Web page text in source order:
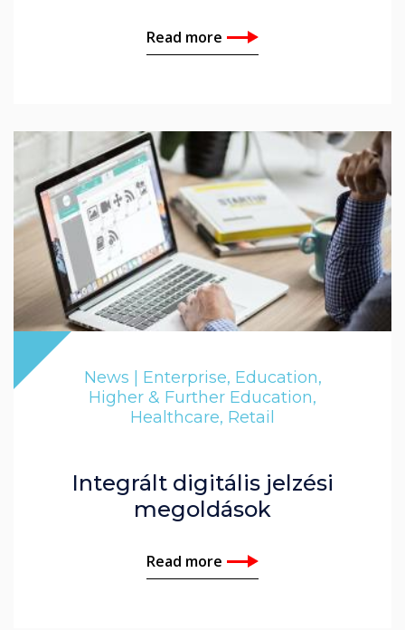
Read more
News | Enterprise, Education,
Higher & Further Education,
Healthcare, Retail
Integrált digitális jelzési
megoldások
Read more